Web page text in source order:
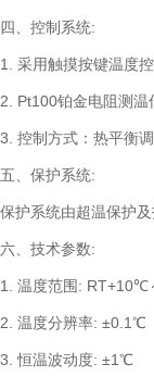
四、控制系统:
1. 采用触摸按键温度
2. Pt100铂金电阻测温
3. 控制方式：热平衡调
五、保护系统:
保护系统由超温保护
六、技术参数:
1. 温度范围:
2. 温度分辨率: ±0.1℃
3. 恒温波动度: ±1℃